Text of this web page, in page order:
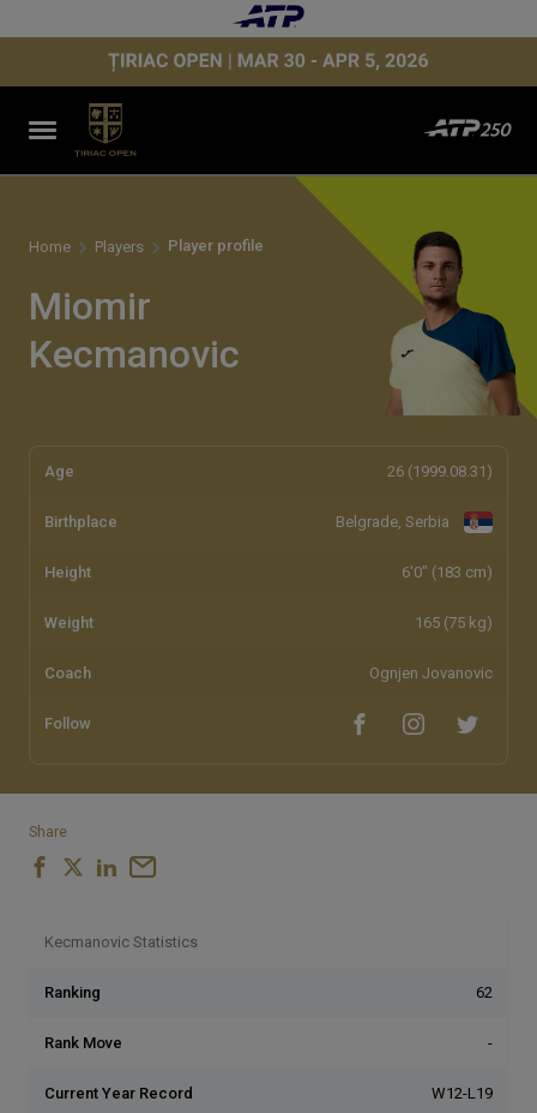
Home Players Player profile
Miomir
Kecmanovic
Age 26 (1999.08.31)
Birthplace Belgrade, Serbia
Height 6'0" (183 cm)
Weight 165 (75 kg)
Coach Ognjen Jovanovic
Follow
Share
Kecmanovic Statistics
Ranking 62
Rank Move -
Current Year Record W12-L19